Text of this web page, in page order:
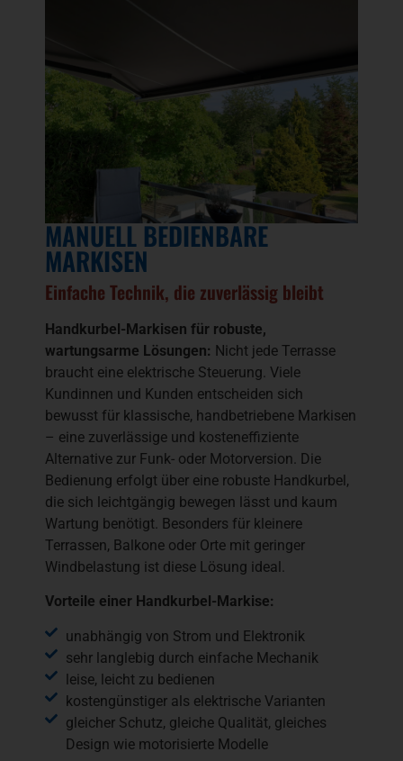
MANUELL BEDIENBARE
MARKISEN
Einfache Technik, die zuverlässig bleibt
Handkurbel-Markisen für robuste,
wartungsarme Lösungen: Nicht jede Terrasse
braucht eine elektrische Steuerung. Viele
Kundinnen und Kunden entscheiden sich
bewusst für klassische, handbetriebene Markisen
– eine zuverlässige und kosteneffiziente
Alternative zur Funk- oder Motorversion. Die
Bedienung erfolgt über eine robuste Handkurbel,
die sich leichtgängig bewegen lässt und kaum
Wartung benötigt. Besonders für kleinere
Terrassen, Balkone oder Orte mit geringer
Windbelastung ist diese Lösung ideal.
Vorteile einer Handkurbel-Markise:
unabhängig von Strom und Elektronik
sehr langlebig durch einfache Mechanik
leise, leicht zu bedienen
kostengünstiger als elektrische Varianten
gleicher Schutz, gleiche Qualität, gleiches
Design wie motorisierte Modelle